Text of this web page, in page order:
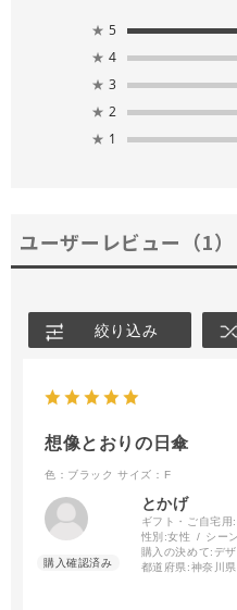
★ 5
★ 4
★ 3
★ 2
★ 1
ユーザーレビュー （1）
絞り込み
想像とおりの日傘
色：ブラック サイズ：F
とかげ
ギフト・ご自宅用:
性別:女性 シー
購入の決めて: デ
都道府県:神奈川県